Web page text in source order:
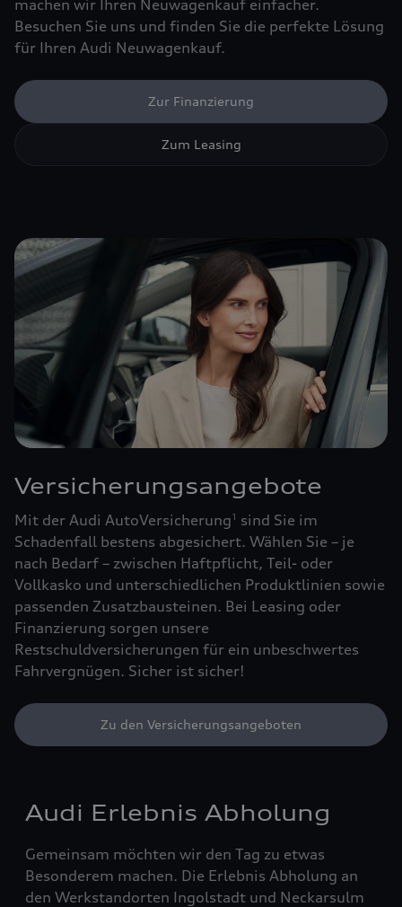
machen wir Ihren Neuwagenkauf einfacher.
Besuchen Sie uns und finden Sie die perfekte Lösung
für Ihren Audi Neuwagenkauf.
Zur Finanzierung
Zum Leasing
Versicherungsangebote
Mit der Audi AutoVersicherung1
sind Sie im
Schadenfall bestens abgesichert. Wählen Sie – je
nach Bedarf – zwischen Haftpflicht, Teil- oder
Vollkasko und unterschiedlichen Produktlinien sowie
passenden Zusatzbausteinen. Bei Leasing oder
Finanzierung sorgen unsere
Restschuldversicherungen für ein unbeschwertes
Fahrvergnügen. Sicher ist sicher!
Zu den Versicherungsangeboten
Audi Erlebnis Abholung
Gemeinsam möchten wir den Tag zu etwas
Besonderem machen. Die Erlebnis Abholung an
den Werkstandorten Ingolstadt und Neckarsulm